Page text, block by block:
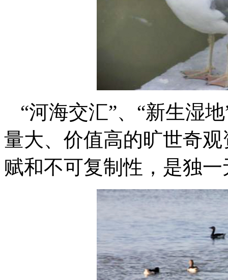
“河海交汇”、“新生湿
量大、价值高的旷世奇
赋和不可复制性，是独